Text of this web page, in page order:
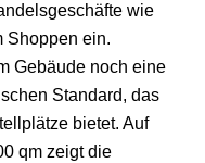
wie
Shoppen ein.
Gebäude noch eine
Standard, das
bietet. Auf
qm zeigt die